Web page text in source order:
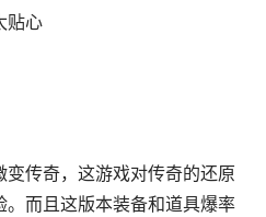
贴心
传奇，这游戏对传奇的还原
而且这版本装备和道具爆率